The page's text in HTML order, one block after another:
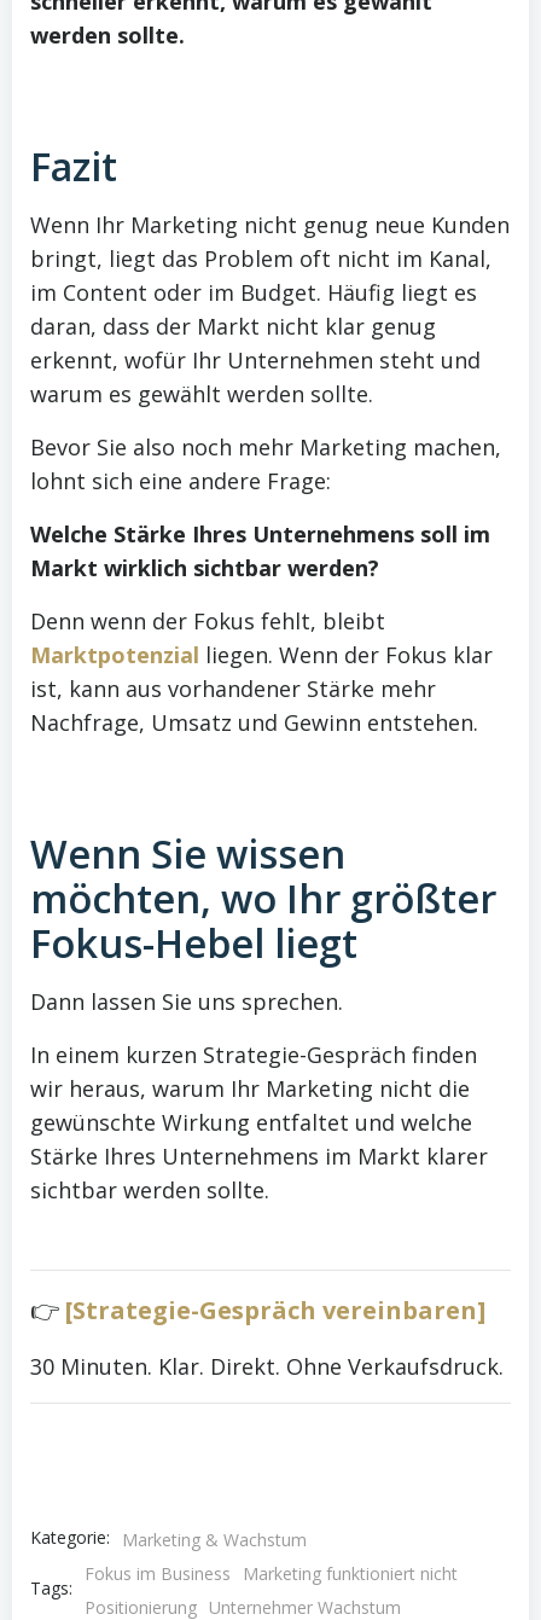
werden sollte.
Fazit
Wenn Ihr Marketing nicht genug neue Kunden
bringt, liegt das Problem oft nicht im Kanal,
im Content oder im Budget. Häufig liegt es
daran, dass der Markt nicht klar genug
erkennt, wofür Ihr Unternehmen steht und
warum es gewählt werden sollte.
Bevor Sie also noch mehr Marketing machen,
lohnt sich eine andere Frage:
Welche Stärke Ihres Unternehmens soll im
Markt wirklich sichtbar werden?
Denn wenn der Fokus fehlt, bleibt
Marktpotenzial liegen. Wenn der Fokus klar
ist, kann aus vorhandener Stärke mehr
Nachfrage, Umsatz und Gewinn entstehen.
Wenn Sie wissen
möchten, wo Ihr größter
Fokus-Hebel liegt
Dann lassen Sie uns sprechen.
In einem kurzen Strategie-Gespräch finden
wir heraus, warum Ihr Marketing nicht die
gewünschte Wirkung entfaltet und welche
Stärke Ihres Unternehmens im Markt klarer
sichtbar werden sollte.
👉 [Strategie-Gespräch vereinbaren]
30 Minuten. Klar. Direkt. Ohne Verkaufsdruck.
Kategorie: Marketing & Wachstum
Tags:
Fokus im Business
Marketing funktioniert nicht
Positionierung Unternehmer Wachstum